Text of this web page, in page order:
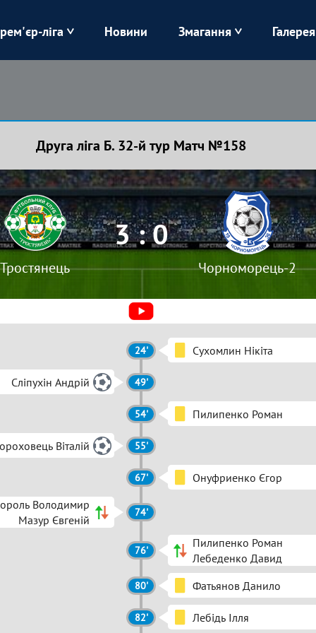
Колос
Берег
Чорноморець
ліга Новини Змагання Галерея
Друга ліга Б. 32-й тур Матч №158
Тростянець
3 : 0
Чорноморець-2
24' Сухомлин Нікіта
Сліпухін Андрій 49'
54' Пилипенко Роман
Віталій 55'
67'
Онуфриенко Єгор
Володимир
Мазур Євгеній
74'
76'
Пилипенко Роман
Лебеденко Давид
80' Фатьянов Данило
82' Лебідь Ілля